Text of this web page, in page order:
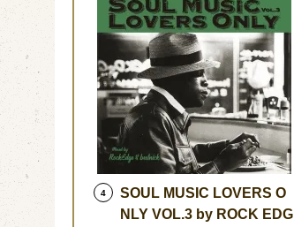
4
SOUL MUSIC LOVERS O
NLY VOL.3 by ROCK EDG